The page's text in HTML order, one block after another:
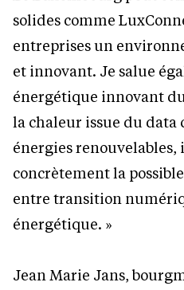
solides comme
entreprises un
et innovant. Je salue
énergétique innovant
la chaleur issue du data
énergies
concrètement la
entre transition
énergétique. »
Jean Marie Jans,